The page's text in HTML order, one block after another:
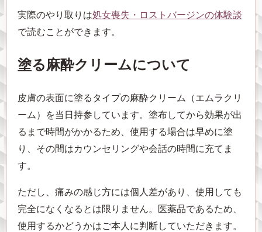
実際のやり取りは処女喪失・ロストバージンの体験談
で読むことができます。
塗る麻酔クリームについて
皮膚の表面に塗るタイプの麻酔クリーム（エムラクリ
ーム）を当日持参しています。塗布してから効果が出
るまで時間がかかるため、使用する場合は早めに塗
り、その間はカウンセリングや会話の時間に充てま
す。
ただし、痛みの感じ方には個人差があり、使用しても
完全になくなるとは限りません。医薬品であるため、
使用するかどうかはご本人に判断していただきます。